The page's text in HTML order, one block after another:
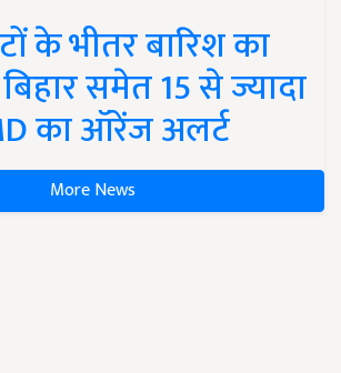
के भीतर बारिश का
समेत 15 से ज्यादा
का ऑरेंज अलर्ट
More News